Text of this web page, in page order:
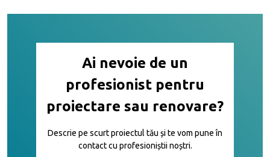
Ai nevoie de un
profesionist pentru
proiectare sau renovare?
Descrie pe scurt proiectul tău și te vom pune în
contact cu profesioniștii noștri.